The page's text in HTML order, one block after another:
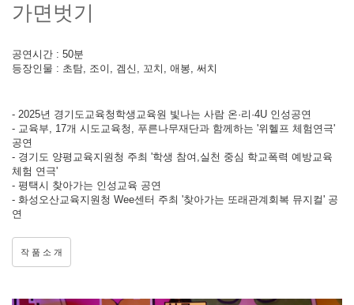
가면벗기
공연시간 : 50분
등장인물 : 초탐, 조이, 겜신, 꼬치, 애봉, 써치
- 2025년 경기도교육청학생교육원 빛나는 사람 온·리·4U 인성공연
- 교육부, 17개 시도교육청, 푸른나무재단과 함께하는 '위헬프 체험연극'
공연
- 경기도 양평교육지원청 주최 '학생 참여,실천 중심 학교폭력 예방교육
체험 연극'
- 평택시 찾아가는 인성교육 공연
- 화성오산교육지원청 Wee센터 주최 '찾아가는 또래관계회복 뮤지컬' 공
연
작 품 소 개